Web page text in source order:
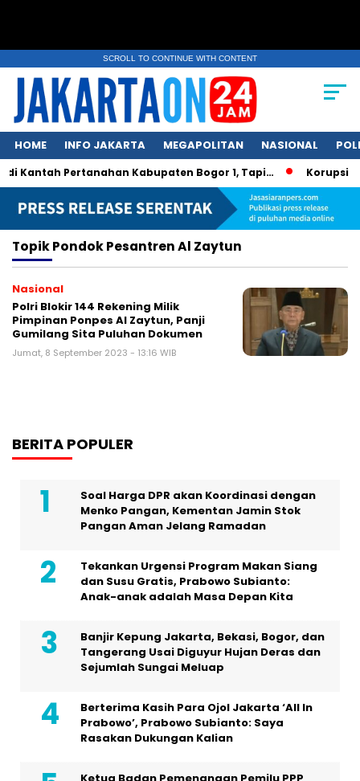
SCROLL TO CONTINUE WITH CONTENT
HOME INFO JAKARTA MEGAPOLITAN NASIONAL
Kantah Pertanahan Kabupaten Bogor 1, Tapi… Korupsi
TopikPondok Pesantren Al Zaytun
Nasional
Polri Blokir 144 Rekening Milik
Pimpinan Ponpes Al Zaytun, Panji
Gumilang Sita Puluhan Dokumen
Jumat, 8 September 2023 - 13:16 WIB
BERITA POPULER
Soal Harga DPR akan Koordinasi dengan
Menko Pangan, Kementan Jamin Stok
Pangan Aman Jelang Ramadan
Tekankan Urgensi Program Makan Siang
dan Susu Gratis, Prabowo Subianto:
Anak-anak adalah Masa Depan Kita
Banjir Kepung Jakarta, Bekasi, Bogor, dan
Tangerang Usai Diguyur Hujan Deras dan
Sejumlah Sungai Meluap
Berterima Kasih Para Ojol Jakarta ‘All In
Prabowo’, Prabowo Subianto: Saya
Rasakan Dukungan Kalian